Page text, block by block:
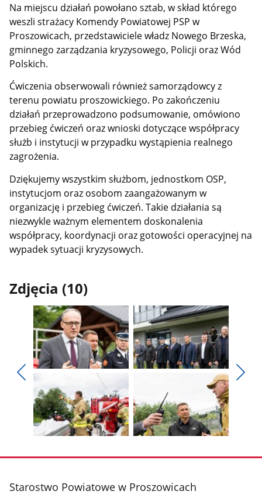
Na miejscu działań powołano sztab, w skład którego
weszli strażacy Komendy Powiatowej PSP w
Proszowicach, przedstawiciele władz Nowego Brzeska,
gminnego zarządzania kryzysowego, Policji oraz Wód
Polskich.
Ćwiczenia obserwowali również samorządowcy z
terenu powiatu proszowickiego. Po zakończeniu
działań przeprowadzono podsumowanie, omówiono
przebieg ćwiczeń oraz wnioski dotyczące współpracy
służb i instytucji w przypadku wystąpienia realnego
zagrożenia.
Dziękujemy wszystkim służbom, jednostkom OSP,
instytucjom oraz osobom zaangażowanym w
organizację i przebieg ćwiczeń. Takie działania są
niezwykle ważnym elementem doskonalenia
współpracy, koordynacji oraz gotowości operacyjnej na
wypadek sytuacji kryzysowych.
Zdjęcia (10)
Pokaż
poprzednie
zdjęcia
Pokaż
zdjęcie
1
z
galerii.
2
z
galerii.
zdjęcie
galerii.
zdjęcie
galerii.
stopka
Starostwo Powiatowe w Proszowicach